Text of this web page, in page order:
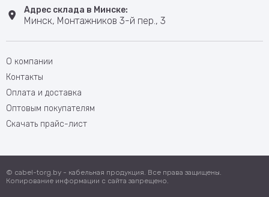
Адрес склада в Минске:
Минск, Монтажников 3-й пер., 3
О компании
Контакты
Оплата и доставка
Оптовым покупателям
Скачать прайс-лист
© cabel-torg.by - кабельная продукция. Все права защищены.
Копирование информации с сайта запрещено.